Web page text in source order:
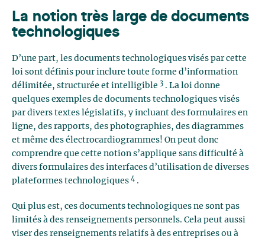
La notion très large de documents
technologiques
D’une part, les documents technologiques visés par cette
loi sont définis pour inclure toute forme d’information
délimitée, structurée et intelligible 3 . La loi donne
quelques exemples de documents technologiques visés
par divers textes législatifs, y incluant des formulaires en
ligne, des rapports, des photographies, des diagrammes
et même des électrocardiogrammes! On peut donc
comprendre que cette notion s’applique sans difficulté à
divers formulaires des interfaces d’utilisation de diverses
plateformes technologiques 4 .
Qui plus est, ces documents technologiques ne sont pas
limités à des renseignements personnels. Cela peut aussi
viser des renseignements relatifs à des entreprises ou à